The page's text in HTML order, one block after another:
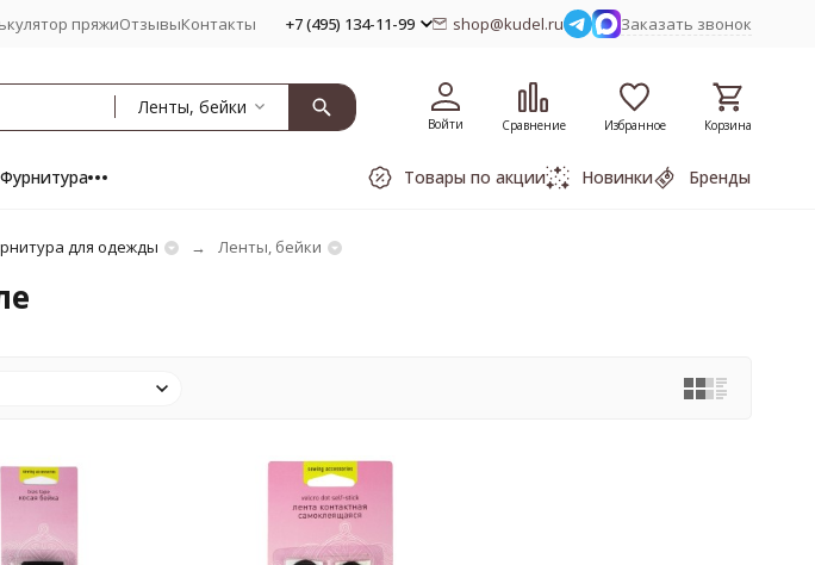
пряжиОтзывыКонтакты +7 (495) 134-11-99 shop@kudel.ru Заказать звонок
Ленты, бейки
Войти Сравнение Избранное Корзина
Фурнитура Товары по акции Новинки Бренды
для одежды Ленты, бейки